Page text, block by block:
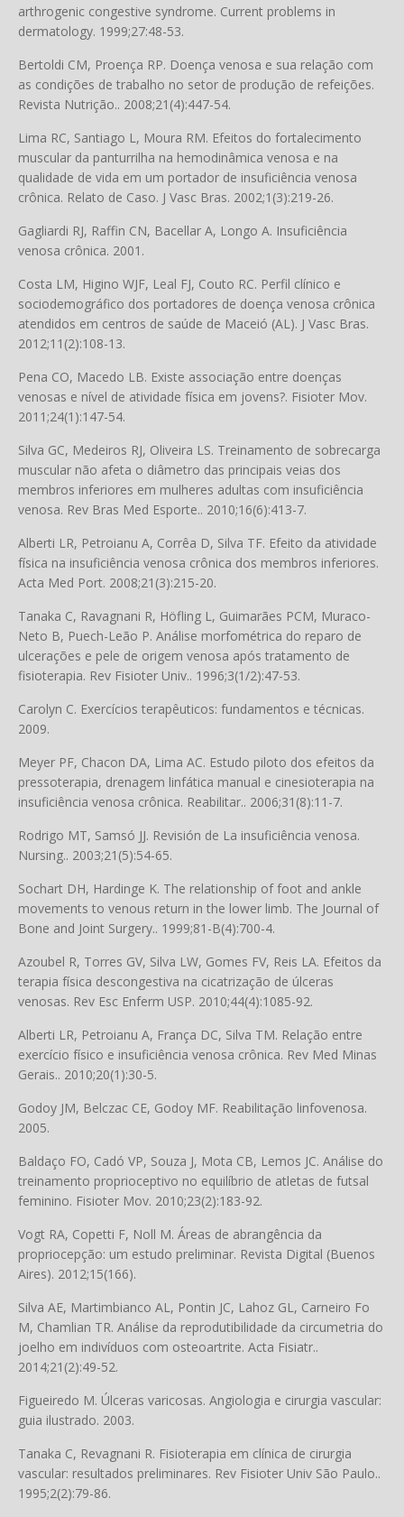
arthrogenic congestive syndrome. Current problems in
dermatology. 1999;27:48-53.
Bertoldi CM, Proença RP. Doença venosa e sua relação com
as condições de trabalho no setor de produção de refeições.
Revista Nutrição.. 2008;21(4):447-54.
Lima RC, Santiago L, Moura RM. Efeitos do fortalecimento
muscular da panturrilha na hemodinâmica venosa e na
qualidade de vida em um portador de insuficiência venosa
crônica. Relato de Caso. J Vasc Bras. 2002;1(3):219-26.
Gagliardi RJ, Raffin CN, Bacellar A, Longo A. Insuficiência
venosa crônica. 2001.
Costa LM, Higino WJF, Leal FJ, Couto RC. Perfil clínico e
sociodemográfico dos portadores de doença venosa crônica
atendidos em centros de saúde de Maceió (AL). J Vasc Bras.
2012;11(2):108-13.
Pena CO, Macedo LB. Existe associação entre doenças
venosas e nível de atividade física em jovens?. Fisioter Mov.
2011;24(1):147-54.
Silva GC, Medeiros RJ, Oliveira LS. Treinamento de sobrecarga
muscular não afeta o diâmetro das principais veias dos
membros inferiores em mulheres adultas com insuficiência
venosa. Rev Bras Med Esporte.. 2010;16(6):413-7.
Alberti LR, Petroianu A, Corrêa D, Silva TF. Efeito da atividade
física na insuficiência venosa crônica dos membros inferiores.
Acta Med Port. 2008;21(3):215-20.
Tanaka C, Ravagnani R, Höfling L, Guimarães PCM, Muraco-
Neto B, Puech-Leão P. Análise morfométrica do reparo de
ulcerações e pele de origem venosa após tratamento de
fisioterapia. Rev Fisioter Univ.. 1996;3(1/2):47-53.
Carolyn C. Exercícios terapêuticos: fundamentos e técnicas.
2009.
Meyer PF, Chacon DA, Lima AC. Estudo piloto dos efeitos da
pressoterapia, drenagem linfática manual e cinesioterapia na
insuficiência venosa crônica. Reabilitar.. 2006;31(8):11-7.
Rodrigo MT, Samsó JJ. Revisión de La insuficiência venosa.
Nursing.. 2003;21(5):54-65.
Sochart DH, Hardinge K. The relationship of foot and ankle
movements to venous return in the lower limb. The Journal of
Bone and Joint Surgery.. 1999;81-B(4):700-4.
Azoubel R, Torres GV, Silva LW, Gomes FV, Reis LA. Efeitos da
terapia física descongestiva na cicatrização de úlceras
venosas. Rev Esc Enferm USP. 2010;44(4):1085-92.
Alberti LR, Petroianu A, França DC, Silva TM. Relação entre
exercício físico e insuficiência venosa crônica. Rev Med Minas
Gerais.. 2010;20(1):30-5.
Godoy JM, Belczac CE, Godoy MF. Reabilitação linfovenosa.
2005.
Baldaço FO, Cadó VP, Souza J, Mota CB, Lemos JC. Análise do
treinamento proprioceptivo no equilíbrio de atletas de futsal
feminino. Fisioter Mov. 2010;23(2):183-92.
Vogt RA, Copetti F, Noll M. Áreas de abrangência da
propriocepção: um estudo preliminar. Revista Digital (Buenos
Aires). 2012;15(166).
Silva AE, Martimbianco AL, Pontin JC, Lahoz GL, Carneiro Fo
M, Chamlian TR. Análise da reprodutibilidade da circumetria do
joelho em indivíduos com osteoartrite. Acta Fisiatr..
2014;21(2):49-52.
Figueiredo M. Úlceras varicosas. Angiologia e cirurgia vascular:
guia ilustrado. 2003.
Tanaka C, Revagnani R. Fisioterapia em clínica de cirurgia
vascular: resultados preliminares. Rev Fisioter Univ São Paulo..
1995;2(2):79-86.